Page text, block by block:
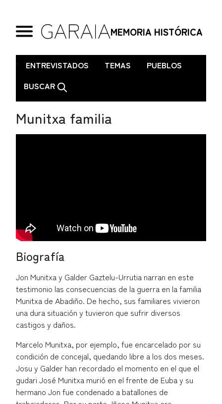
MEMORIA HISTÓRICA
. ENTREVISTADOS TEMAS
PUEBLOS
BUSCAR
Munitxa familia
Biografía
Jon Munitxa y Galder Gaztelu-Urrutia narran en este
testimonio las consecuencias de la guerra en la familia
Munitxa de Abadiño. De hecho, sus familiares vivieron
una dura situación y tuvieron que sufrir diversos
castigos y daños.
Marcelo Munitxa, por ejemplo, fue encarcelado por su
condición de concejal, quedando libre a los dos meses.
Josu y Galder han recordado el momento en el que el
gudari José Munitxa murió en el frente de Euba y su
hermano Jon fue condenado a batallones de